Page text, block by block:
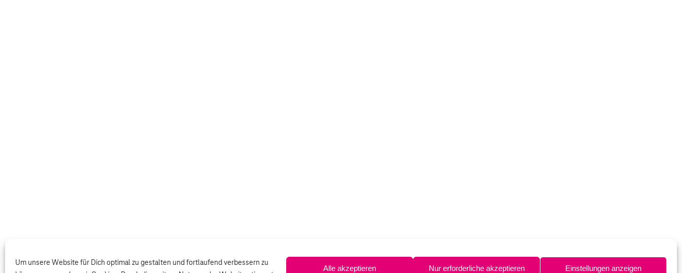
Um unsere Website für Dich optimal zu gestalten und fortlaufend verbessern zu
Alle akzeptieren Nur erforderliche akzeptieren Einstellungen anzeigen